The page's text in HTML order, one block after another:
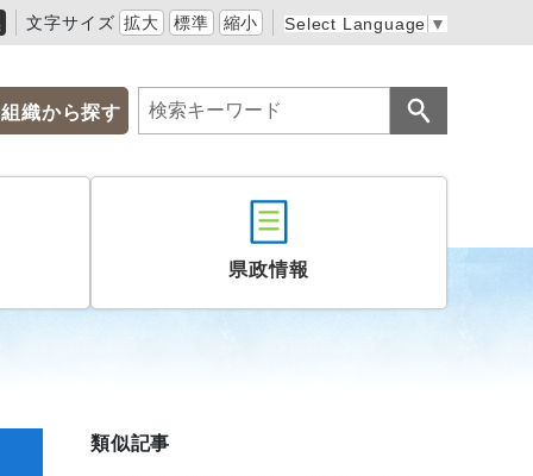
文字サイズ 拡大 標準 縮小 Select Language ▼
組織から探す
県政情報
類似記事